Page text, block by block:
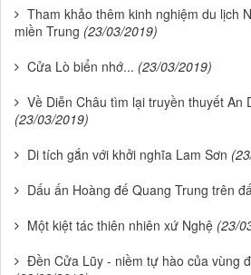
Tham khảo thêm kinh nghiệm du lịch
miền Trung (23/03/2019)
Cửa Lò biển nhớ... (23/03/2019)
Về Diễn Châu tìm lại truyền thuyết An
(23/03/2019)
Di tích gắn với khởi nghĩa Lam Sơn
Dấu ấn Hoàng đế Quang Trung trên
Một kiệt tác thiên nhiên xứ Nghệ (23/
Đền Cửa Lũy - niềm tự hào của vùng